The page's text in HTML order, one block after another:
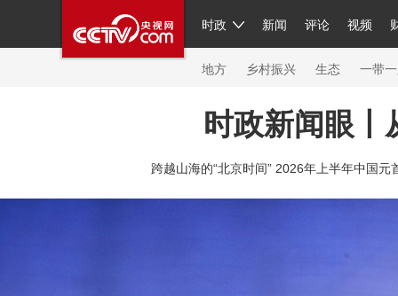
时政 新闻 评论 视频
人民领袖习近平 联播+ 中国
直播 片库 栏目大全 节目单
繁体 海外频道 iPanda
地方 乡村振兴 生态 一带
总台春晚
新闻
时政新闻眼丨
跨越山海的“北京时间” 2026年上半年中国元